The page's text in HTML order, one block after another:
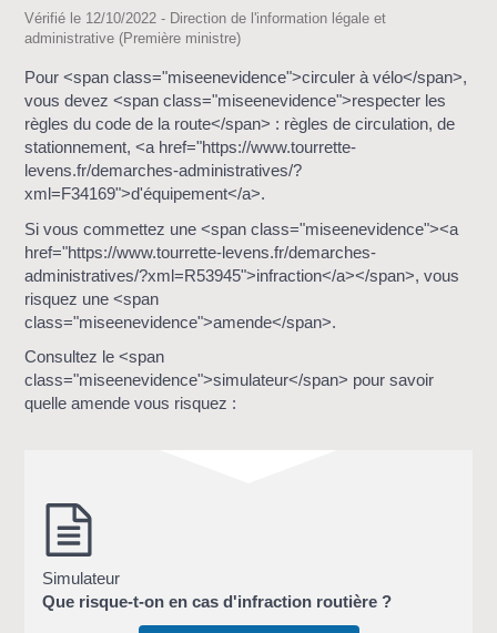
Vérifié le 12/10/2022 - Direction de l'information légale et
administrative (Première ministre)
Pour <span class="miseenevidence">circuler à vélo</span>,
vous devez <span class="miseenevidence">respecter les
règles du code de la route</span> : règles de circulation, de
stationnement, <a href="https://www.tourrette-
levens.fr/demarches-administratives/?
xml=F34169">d'équipement</a>.
Si vous commettez une <span class="miseenevidence"><a
href="https://www.tourrette-levens.fr/demarches-
administratives/?xml=R53945">infraction</a></span>, vous
risquez une <span
class="miseenevidence">amende</span>.
Consultez le <span
class="miseenevidence">simulateur</span> pour savoir
quelle amende vous risquez :
Simulateur
Que risque-t-on en cas d'infraction routière ?